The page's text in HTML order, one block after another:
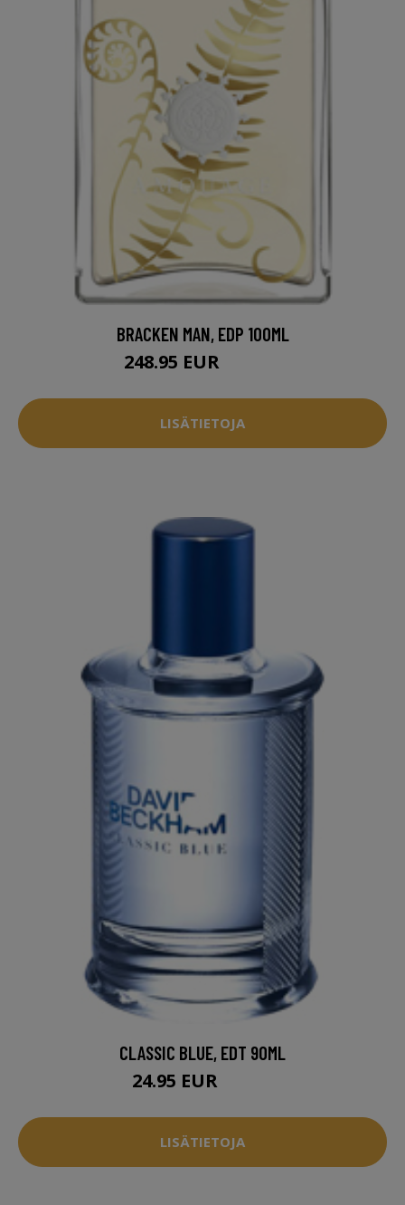
BRACKEN MAN, EDP 100ML
248.95 EUR
LISÄTIETOJA
CLASSIC BLUE, EDT 90ML
24.95 EUR
LISÄTIETOJA